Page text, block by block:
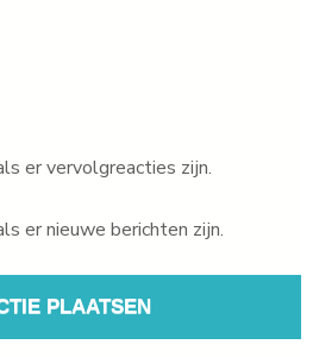
er vervolgreacties zijn.
er nieuwe berichten zijn.